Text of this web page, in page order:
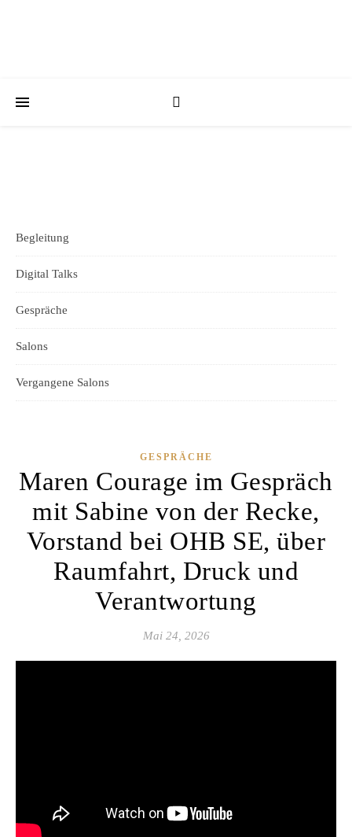
Begleitung
Digital Talks
Gespräche
Salons
Vergangene Salons
GESPRÄCHE
Maren Courage im Gespräch
mit Sabine von der Recke,
Vorstand bei OHB SE, über
Raumfahrt, Druck und
Verantwortung
Mai 24, 2026